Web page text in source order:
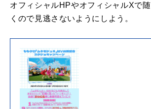
オフィシャルHPやオフィシャルXで
くので見逃さないようにしよう。